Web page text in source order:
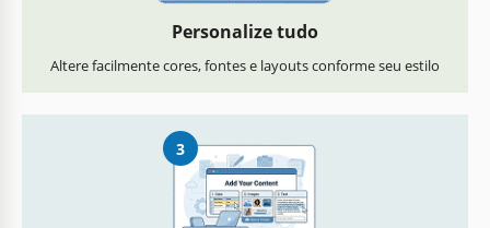
Personalize tudo
Altere facilmente cores, fontes e layouts conforme seu estilo
3